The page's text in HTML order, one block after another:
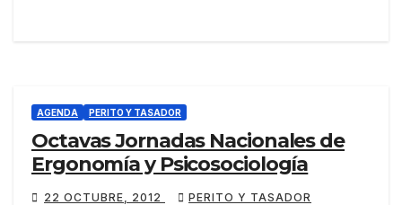
AGENDA PERITO Y TASADOR
Octavas Jornadas Nacionales de
Ergonomía y Psicosociología
22 OCTUBRE, 2012 PERITO Y TASADOR